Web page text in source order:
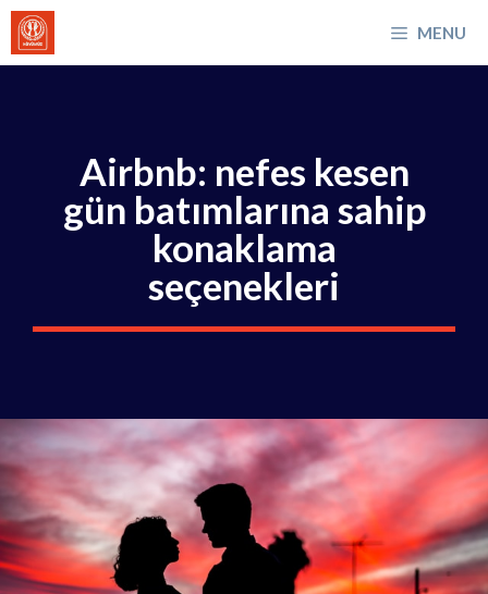
İçeriğe
atla
MENU
Airbnb: nefes kesen
gün batımlarına sahip
konaklama
seçenekleri